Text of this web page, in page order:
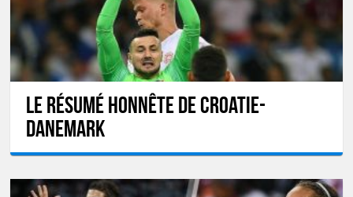
Le résumé honnête de Croatie-
Danemark